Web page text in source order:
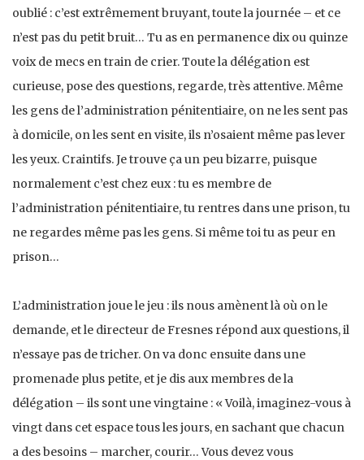
oublié : c’est extrêmement bruyant, toute la journée – et ce
n’est pas du petit bruit… Tu as en permanence dix ou quinze
voix de mecs en train de crier. Toute la délégation est
curieuse, pose des questions, regarde, très attentive. Même
les gens de l’administration pénitentiaire, on ne les sent pas
à domicile, on les sent en visite, ils n’osaient même pas lever
les yeux. Craintifs. Je trouve ça un peu bizarre, puisque
normalement c’est chez eux : tu es membre de
l’administration pénitentiaire, tu rentres dans une prison, tu
ne regardes même pas les gens. Si même toi tu as peur en
prison…
L’administration joue le jeu : ils nous amènent là où on le
demande, et le directeur de Fresnes répond aux questions, il
n’essaye pas de tricher. On va donc ensuite dans une
promenade plus petite, et je dis aux membres de la
délégation – ils sont une vingtaine : « Voilà, imaginez-vous à
vingt dans cet espace tous les jours, en sachant que chacun
a des besoins – marcher, courir… Vous devez vous